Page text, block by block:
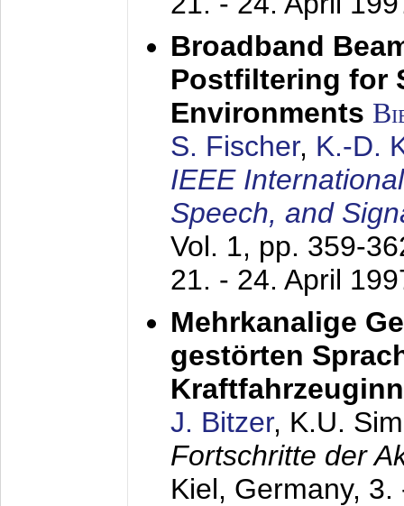
Broadband
Postfiltering for
Environments
S. Fischer, K.-D.
IEEE
Speech, and
Vol. 1, pp. 359-
21. - 24. April
Mehrkanalige
gestörten
J. Bitzer, K.U.
Fortschritte der
Kiel, Germany, 3.